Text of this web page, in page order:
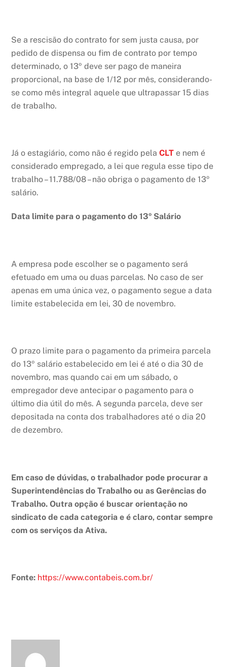
Se a rescisão do contrato for sem justa causa, por
pedido de dispensa ou fim de contrato por tempo
determinado, o 13º deve ser pago de maneira
proporcional, na base de 1/12 por mês, considerando-
se como mês integral aquele que ultrapassar 15 dias
de trabalho.
Já o estagiário, como não é regido pelaCLT e nem é
considerado empregado, a lei que regula esse tipo de
trabalho – 11.788/08 – não obriga o pagamento de 13º
salário.
Data limite para o pagamento do 13º Salário
A empresa pode escolher se o pagamento será
efetuado em uma ou duas parcelas. No caso de ser
apenas em uma única vez, o pagamento segue a data
limite estabelecida em lei, 30 de novembro.
O prazo limite para o pagamento da primeira parcela
do 13º salário estabelecido em lei é até o dia 30 de
novembro, mas quando cai em um sábado, o
empregador deve antecipar o pagamento para o
último dia útil do mês. A segunda parcela, deve ser
depositada na conta dos trabalhadores até o dia 20
de dezembro.
Em caso de dúvidas, o trabalhador pode procurar a
Superintendências do Trabalho ou as Gerências do
Trabalho. Outra opção é buscar orientação no
sindicato de cada categoria e é claro, contar sempre
com os serviços da Ativa.
Fonte: https://www.contabeis.com.br/